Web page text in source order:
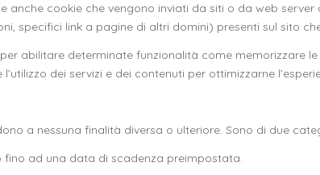
anche cookie che vengono inviati da siti o da web server
specifici link a pagine di altri domini) presenti sul sito
abilitare determinate funzionalità come memorizzare
dei servizi e dei contenuti per ottimizzarne
a nessuna finalità diversa o ulteriore. Sono di due
fino ad una data di scadenza preimpostata.